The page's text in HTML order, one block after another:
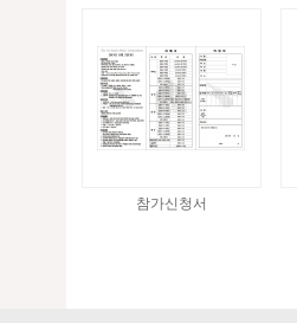
참가신청서